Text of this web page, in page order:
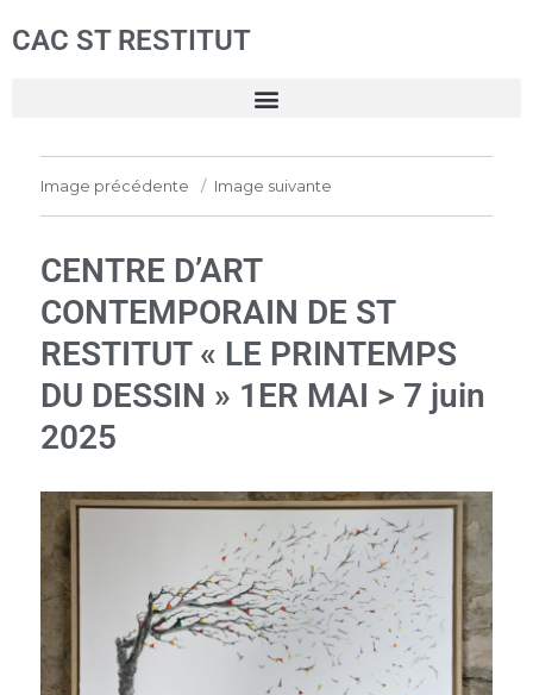
CAC ST RESTITUT
Image précédente Image suivante
CENTRE D’ART
CONTEMPORAIN DE ST
RESTITUT « LE PRINTEMPS
DU DESSIN » 1ER MAI > 7 juin
2025